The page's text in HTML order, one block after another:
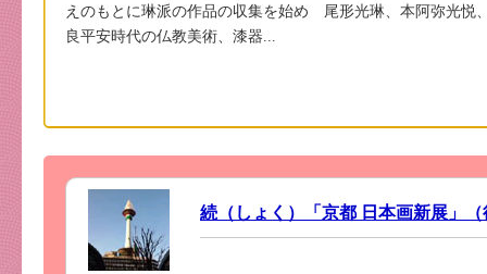
えのもとに琳派の作品の収集を始め 尾形光琳、本阿弥光
良平安時代の仏教美術、漆器...
続（しょく）「京都 日本画新展」（